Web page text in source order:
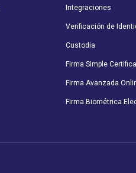
Integraciones
Verificación de
Custodia
Firma Simple
Firma Avanzada
Firma Biométrica